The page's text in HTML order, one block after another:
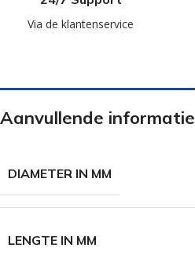
Via de klantenservice
Aanvullende informatie
DIAMETER IN MM
LENGTE IN MM